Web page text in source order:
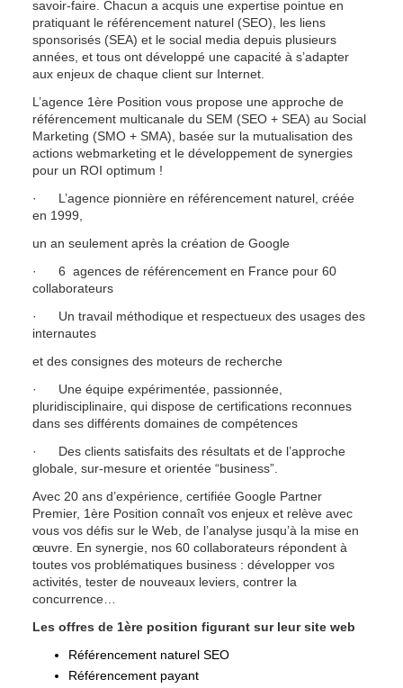
savoir-faire. Chacun a acquis une expertise pointue en
pratiquant le référencement naturel (SEO), les liens
sponsorisés (SEA) et le social media depuis plusieurs
années, et tous ont développé une capacité à s’adapter
aux enjeux de chaque client sur Internet.
L’agence 1ère Position vous propose une approche de
référencement multicanale du SEM (SEO + SEA) au Social
Marketing (SMO + SMA), basée sur la mutualisation des
actions webmarketing et le développement de synergies
pour un ROI optimum !
·      L’agence pionnière en référencement naturel, créée
en 1999,
un an seulement après la création de Google
·      6  agences de référencement en France pour 60
collaborateurs
·      Un travail méthodique et respectueux des usages des
internautes
et des consignes des moteurs de recherche
·      Une équipe expérimentée, passionnée,
pluridisciplinaire, qui dispose de certifications reconnues
dans ses différents domaines de compétences
·      Des clients satisfaits des résultats et de l’approche
globale, sur-mesure et orientée “business”.
Avec 20 ans d’expérience, certifiée Google Partner
Premier, 1ère Position connaît vos enjeux et relève avec
vous vos défis sur le Web, de l’analyse jusqu’à la mise en
œuvre. En synergie, nos 60 collaborateurs répondent à
toutes vos problématiques business : développer vos
activités, tester de nouveaux leviers, contrer la
concurrence…
Les offres de 1ère position figurant sur leur site web
Référencement naturel SEO
Référencement payant